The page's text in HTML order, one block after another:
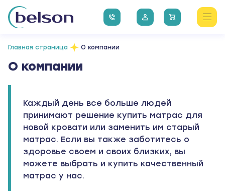
Главная страница О компании
О компании
Каждый день все больше людей
принимают решение купить матрас для
новой кровати или заменить им старый
матрас. Если вы также заботитесь о
здоровье своем и своих близких, вы
можете выбрать и купить качественный
матрас у нас.